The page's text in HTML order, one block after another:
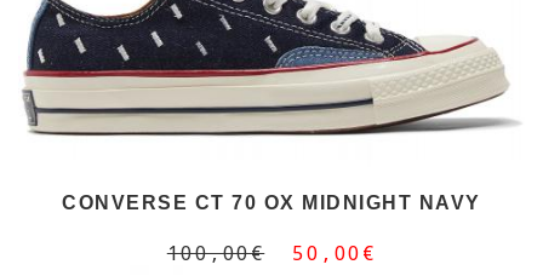
CONVERSE CT 70 OX MIDNIGHT NAVY
100,00€ 50,00€